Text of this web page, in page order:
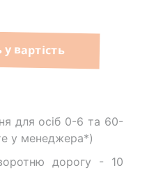
вартість
для осіб 0-6 та 60-
у менеджера*)
дорогу - 10